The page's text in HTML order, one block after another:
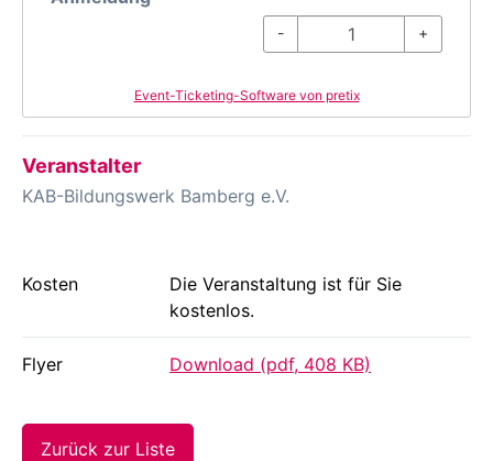
- +
Event-Ticketing-Software von pretix
Veranstalter
KAB-Bildungswerk Bamberg e.V.
Kosten
Die Veranstaltung ist für Sie
kostenlos.
Flyer Download (pdf, 408 KB)
Zurück zur Liste